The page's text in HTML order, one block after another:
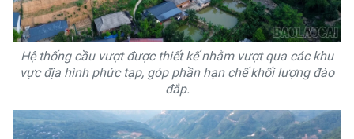
Hệ thống cầu vượt được thiết kế nhằm vượt qua các khu
vực địa hình phức tạp, góp phần hạn chế khối lượng đào
đắp.